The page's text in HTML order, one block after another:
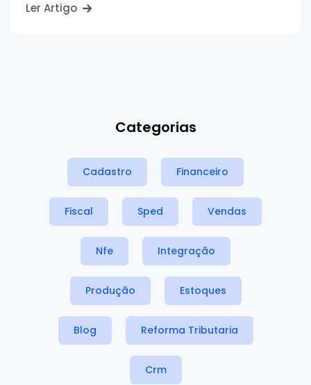
Ler Artigo
Categorias
Cadastro Financeiro
Fiscal Sped Vendas
Nfe Integração
Produção Estoques
Blog Reforma Tributaria
Crm